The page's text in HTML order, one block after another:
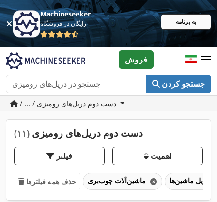
Machineseeker
رایگان در فروشگاه به برنامه
جستجو کردن
فروش
دست دوم دریل‌های رومیزی (۱۱)
فیلتر اهمیت
حذف همه فیلترها